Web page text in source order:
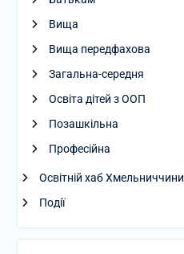
Вища
Вища передфахова
Загальна-середня
Освіта дітей з ООП
Позашкільна
Професійна
Освітній хаб Хмельниччини
Події